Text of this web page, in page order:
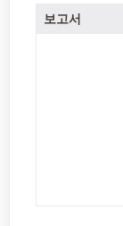
보고서